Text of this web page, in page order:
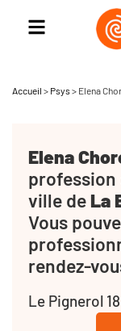
Accueil > Psys > Elena
Elena
profession
ville de La
Vous
rendez-
Le Pignerol